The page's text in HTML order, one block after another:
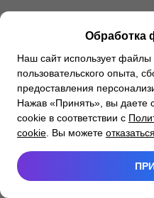
Обработка
Наш сайт использует
пользовательского опыта,
предоставления
Нажав «Принять», вы даете
cookie в соответствии с
cookie . Вы можете отказаться